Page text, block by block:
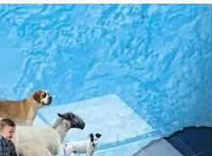
Portugal
Romania
Russia
contra la desnutrición infantil
Si querés trabajar con nosotros